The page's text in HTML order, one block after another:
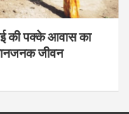
की पक्के आवास का
जीवन